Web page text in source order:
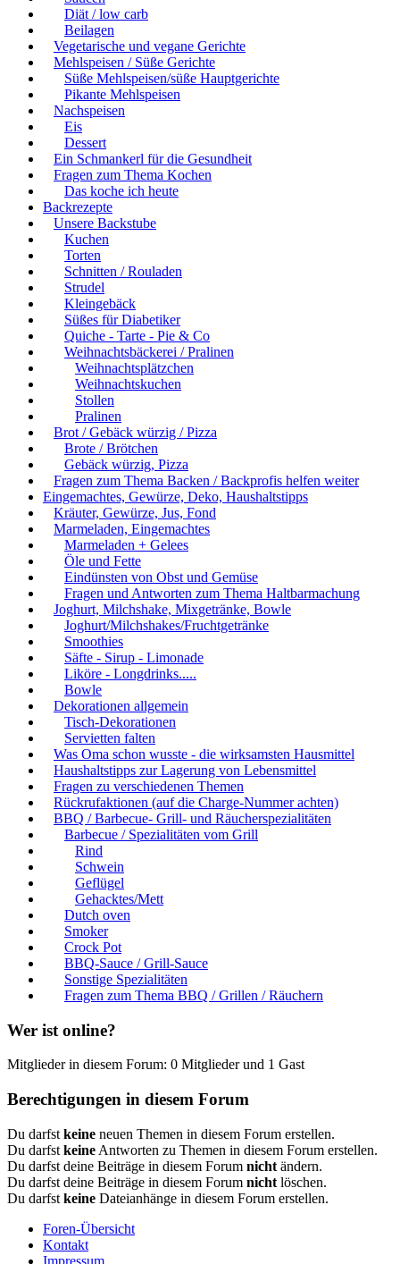
Diät / low carb
Beilagen
Vegetarische und vegane Gerichte
Mehlspeisen / Süße Gerichte
Süße Mehlspeisen/süße Hauptgerichte
Pikante Mehlspeisen
Nachspeisen
Eis
Dessert
Ein Schmankerl für die Gesundheit
Fragen zum Thema Kochen
Das koche ich heute
Backrezepte
Unsere Backstube
Kuchen
Torten
Schnitten / Rouladen
Strudel
Kleingebäck
Süßes für Diabetiker
Quiche - Tarte - Pie & Co
Weihnachtsbäckerei / Pralinen
Weihnachtsplätzchen
Weihnachtskuchen
Stollen
Pralinen
Brot / Gebäck würzig / Pizza
Brote / Brötchen
Gebäck würzig, Pizza
Fragen zum Thema Backen / Backprofis helfen weiter
Eingemachtes, Gewürze, Deko, Haushaltstipps
Kräuter, Gewürze, Jus, Fond
Marmeladen, Eingemachtes
Marmeladen + Gelees
Öle und Fette
Eindünsten von Obst und Gemüse
Fragen und Antworten zum Thema Haltbarmachung
Joghurt, Milchshake, Mixgetränke, Bowle
Joghurt/Milchshakes/Fruchtgetränke
Smoothies
Säfte - Sirup - Limonade
Liköre - Longdrinks.....
Bowle
Dekorationen allgemein
Tisch-Dekorationen
Servietten falten
Was Oma schon wusste - die wirksamsten Hausmittel
Haushaltstipps zur Lagerung von Lebensmittel
Fragen zu verschiedenen Themen
Rückrufaktionen (auf die Charge-Nummer achten)
BBQ / Barbecue- Grill- und Räucherspezialitäten
Barbecue / Spezialitäten vom Grill
Rind
Schwein
Geflügel
Gehacktes/Mett
Dutch oven
Smoker
Crock Pot
BBQ-Sauce / Grill-Sauce
Sonstige Spezialitäten
Fragen zum Thema BBQ / Grillen / Räuchern
Wer ist online?
Mitglieder in diesem Forum: 0 Mitglieder und 1 Gast
Berechtigungen in diesem Forum
Du darfst keine neuen Themen in diesem Forum erstellen.
Du darfst keine Antworten zu Themen in diesem Forum erstellen.
Du darfst deine Beiträge in diesem Forum nicht ändern.
Du darfst deine Beiträge in diesem Forum nicht löschen.
Du darfst keine Dateianhänge in diesem Forum erstellen.
Foren-Übersicht
Kontakt
Impressum